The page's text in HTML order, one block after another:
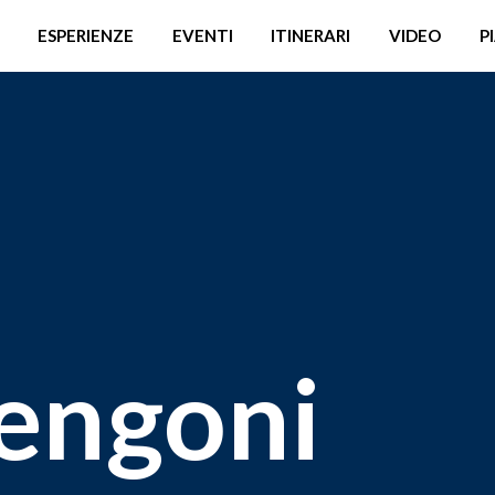
ESPERIENZE EVENTI ITINERARI VIDEO